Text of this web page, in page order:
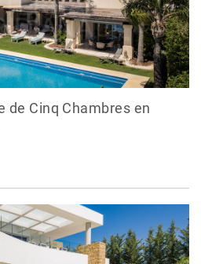
de Cinq Chambres en